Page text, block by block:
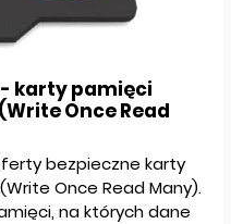
karty pamięci
Once Read
bezpieczne karty
Once Read Many).
na których dane